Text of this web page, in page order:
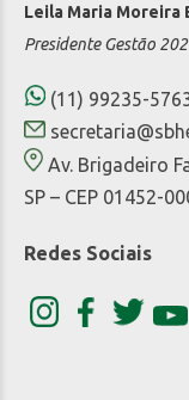
Leila Maria Moreira
Presidente Gestão
(11) 99235-
Av. Brigadeiro
SP – CEP 01452-
Redes Sociais